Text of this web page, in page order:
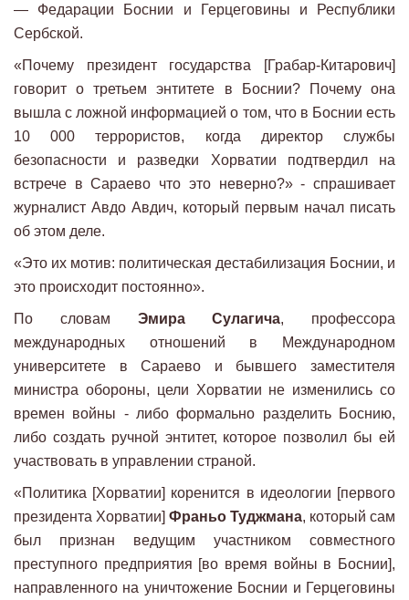
— Федарации Боснии и Герцеговины и Республики
Сербской.
«Почему президент государства [Грабар-Китарович]
говорит о третьем энтитете в Боснии? Почему она
вышла с ложной информацией о том, что в Боснии есть
10 000 террористов, когда директор службы
безопасности и разведки Хорватии подтвердил на
встрече в Сараево что это неверно?» - спрашивает
журналист Авдо Авдич, который первым начал писать
об этом деле.
«Это их мотив: политическая дестабилизация Боснии, и
это происходит постоянно».
По словам Эмира Сулагича, профессора
международных отношений в Международном
университете в Сараево и бывшего заместителя
министра обороны, цели Хорватии не изменились со
времен войны - либо формально разделить Боснию,
либо создать ручной энтитет, которое позволил бы ей
участвовать в управлении страной.
«Политика [Хорватии] коренится в идеологии [первого
президента Хорватии] Франьо Туджмана, который сам
был признан ведущим участником совместного
преступного предприятия [во время войны в Боснии],
направленного на уничтожение Боснии и Герцеговины